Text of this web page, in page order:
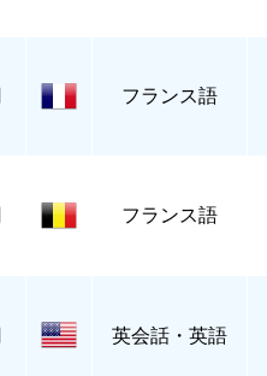
フランス語
フランス語
英会話・英語